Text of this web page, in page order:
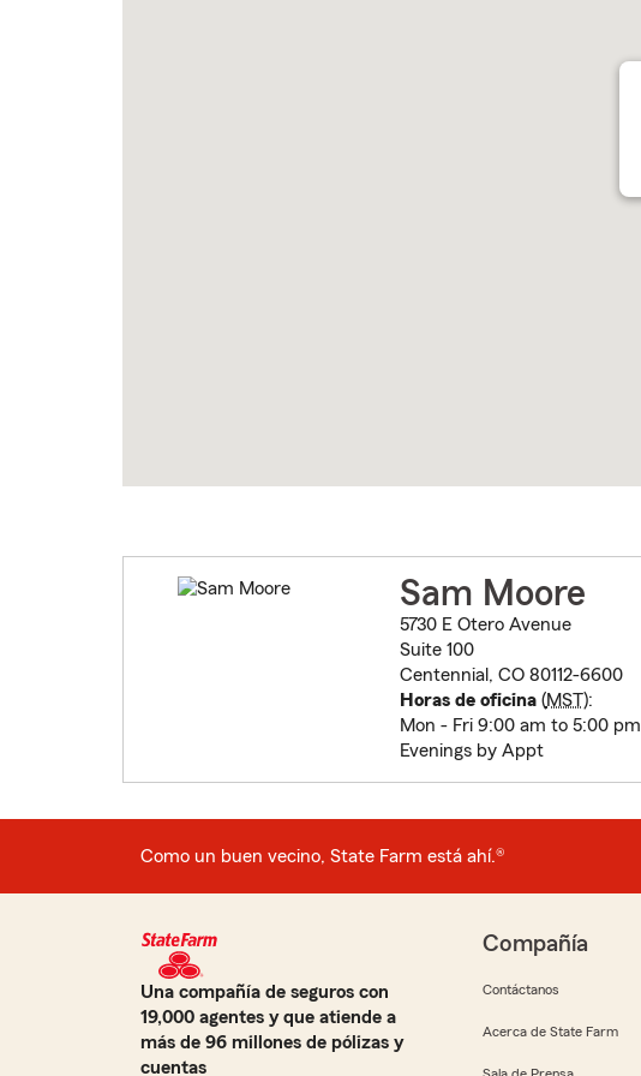
Sam Moore
5730 E Otero Avenue
Suite 100
Centennial, CO 80112-6600
Horas de oficina(MST):
Mon - Fri 9:00 am to 5:00 pm
Evenings by Appt
Como un buen vecino, State Farm está ahí.®
Una compañía de seguros con
19,000 agentes y que atiende a
más de 96 millones de pólizas y
cuentas
Compañía
Contáctanos
Acerca de State Farm